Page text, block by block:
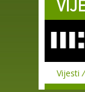
Vijesti